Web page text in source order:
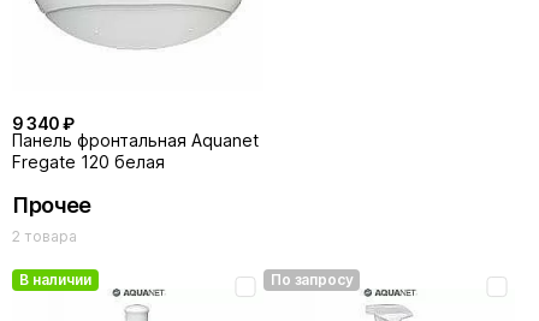
9 340 ₽
Панель фронтальная Aquanet
Fregate 120 белая
Прочее
2 товара
В наличии По запросу